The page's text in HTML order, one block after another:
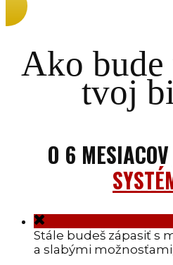
Ako
tvoj
O 6 MESIACOV
Stále budeš zápasiť s
a slabými